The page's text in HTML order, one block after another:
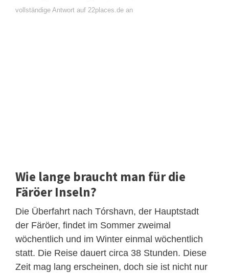
vollständige Antwort auf 22places.de an
Wie lange braucht man für die
Färöer Inseln?
Die Überfahrt nach Tórshavn, der Hauptstadt
der Färöer, findet im Sommer zweimal
wöchentlich und im Winter einmal wöchentlich
statt. Die Reise dauert circa 38 Stunden. Diese
Zeit mag lang erscheinen, doch sie ist nicht nur